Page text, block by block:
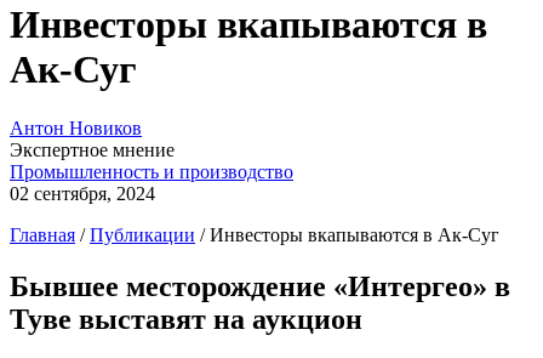
Инвесторы вкапываются в
Ак-Суг
Антон Новиков
Экспертное мнение
Промышленность и производство
02 сентября, 2024
Главная /Публикации /Инвесторы вкапываются в Ак-Суг
Бывшее месторождение «Интергео» в
Туве выставят на аукцион